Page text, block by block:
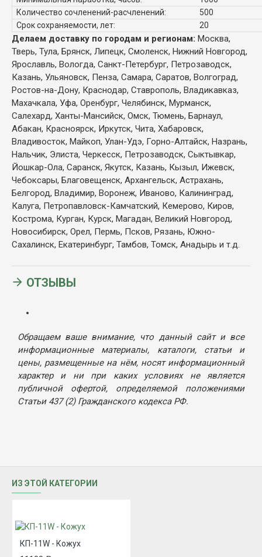
Количество сочленений-расчленений:
500
Срок сохраняемости, лет:
20
Делаем доставку по городам и регионам: Москва,
Тверь, Тула, Брянск, Липецк, Смоленск, Нижний Новгород,
Ярославль, Вологда, Санкт-Петербург, Петрозаводск,
Казань, Ульяновск, Пенза, Самара, Саратов, Волгоград,
Ростов-на-Дону, Краснодар, Ставрополь, Владикавказ,
Махачкала, Уфа, Оренбург, Челябинск, Мурманск,
Салехард, Ханты-Мансийск, Омск, Тюмень, Барнаул,
Абакан, Красноярск, Иркутск, Чита, Хабаровск,
Владивосток, Майкоп, Улан-Удэ, Горно-Алтайск, Назрань,
Нальчик, Элиста, Черкесск, Петрозаводск, Сыктывкар,
Йошкар-Ола, Саранск, Якутск, Казань, Кызыл, Ижевск,
Чебоксары, Благовещенск, Архангельск, Астрахань,
Белгород, Владимир, Воронеж, Иваново, Калининград,
Калуга, Петропавловск-Камчатский, Кемерово, Киров,
Кострома, Курган, Курск, Магадан, Великий Новгород,
Новосибирск, Орел, Пермь, Псков, Рязань, Южно-
Сахалинск, Екатеринбург, Тамбов, Томск, Анадырь и т.д.
ОТЗЫВЫ
Обращаем ваше внимание, что данный сайт и все
информационные материалы, каталоги, статьи и
цены, размещенные на нём, носят информационный
характер и ни при каких условиях не является
публичной офертой, определяемой положениями
Статьи 437 (2) Гражданского кодекса РФ.
ИЗ ЭТОЙ КАТЕГОРИИ
КП-11W - Кожух